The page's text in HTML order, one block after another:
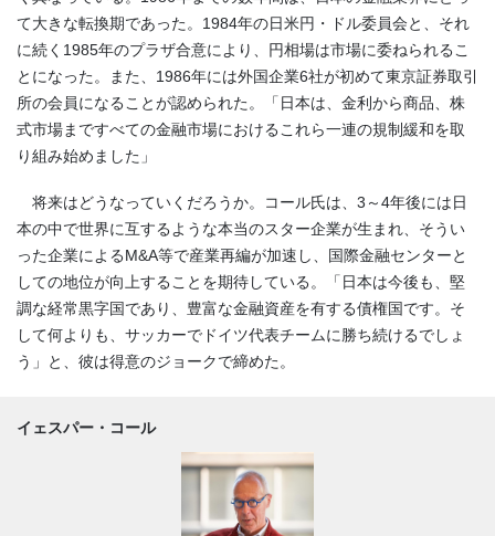
て大きな転換期であった。1984年の日米円・ドル委員会と、それ
に続く1985年のプラザ合意により、円相場は市場に委ねられるこ
とになった。また、1986年には外国企業6社が初めて東京証券取引
所の会員になることが認められた。「日本は、金利から商品、株
式市場まですべての金融市場におけるこれら一連の規制緩和を取
り組み始めました」
将来はどうなっていくだろうか。コール氏は、3～4年後には日
本の中で世界に互するような本当のスター企業が生まれ、そうい
った企業によるM&A等で産業再編が加速し、国際金融センターと
しての地位が向上することを期待している。「日本は今後も、堅
調な経常黒字国であり、豊富な金融資産を有する債権国です。そ
して何よりも、サッカーでドイツ代表チームに勝ち続けるでしょ
う」と、彼は得意のジョークで締めた。
イェスパー・コール